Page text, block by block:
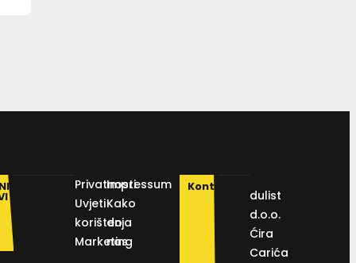
Privatnosti
Uvjeti
korištenja
Marketing
Impressum
Kako
do
nas
Kontakt
dulist
d.o.o.
Ćira
Carića